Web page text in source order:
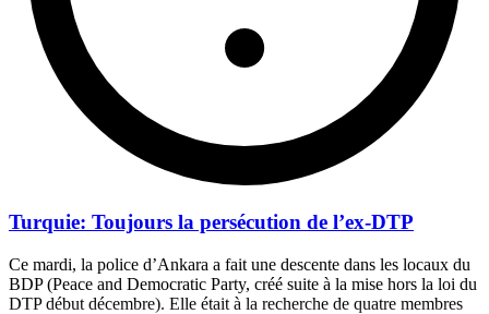
Turquie: Toujours la persécution de l’ex-DTP
Ce mardi, la police d’Ankara a fait une descente dans les locaux du
BDP (Peace and Democratic Party, créé suite à la mise hors la loi du
DTP début décembre). Elle était à la recherche de quatre membres